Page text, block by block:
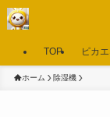
TOP ピカ
ホーム 除湿機